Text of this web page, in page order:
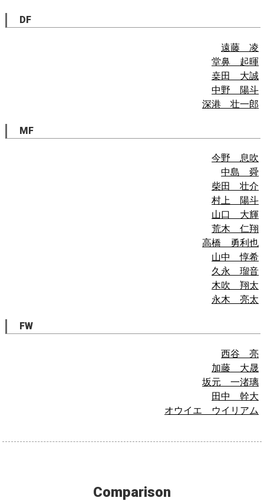
DF
遠藤 凌
堂鼻 起暉
桒田 大誠
中野 陽斗
深港 壮一郎
MF
今野 息吹
中島 舜
柴田 壮介
村上 陽斗
山口 大輝
荒木 仁翔
高橋 勇利也
山中 惇希
久永 瑠音
木吹 翔太
永木 亮太
FW
西谷 亮
加藤 大晟
坂元 一渚璃
田中 幹大
オウイエ ウイリアム
Comparison